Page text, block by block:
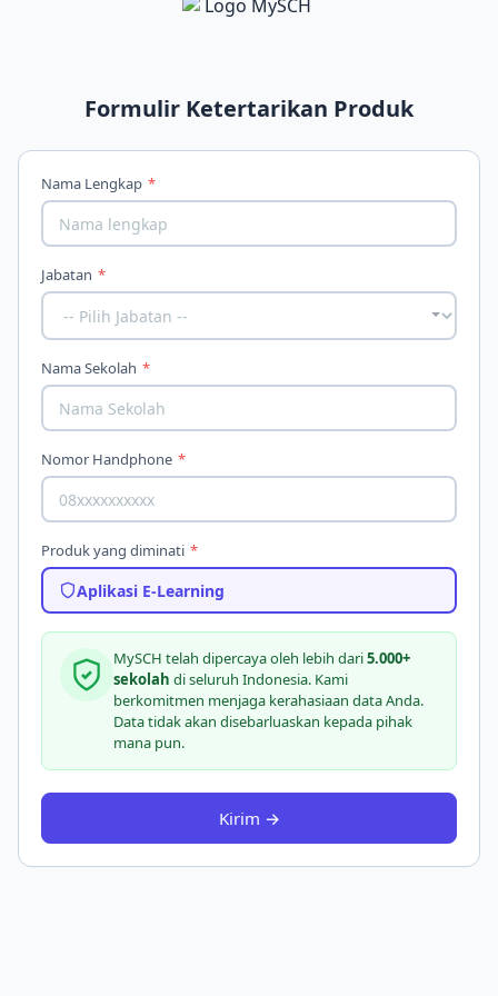
Formulir Ketertarikan Produk
Nama Lengkap *
Jabatan *
Nama Sekolah *
Nomor Handphone *
Produk yang diminati *
Aplikasi E-Learning
MySCH telah dipercaya oleh lebih dari5.000+
sekolah di seluruh Indonesia. Kami
berkomitmen menjaga kerahasiaan data Anda.
Data tidak akan disebarluaskan kepada pihak
mana pun.
Kirim →